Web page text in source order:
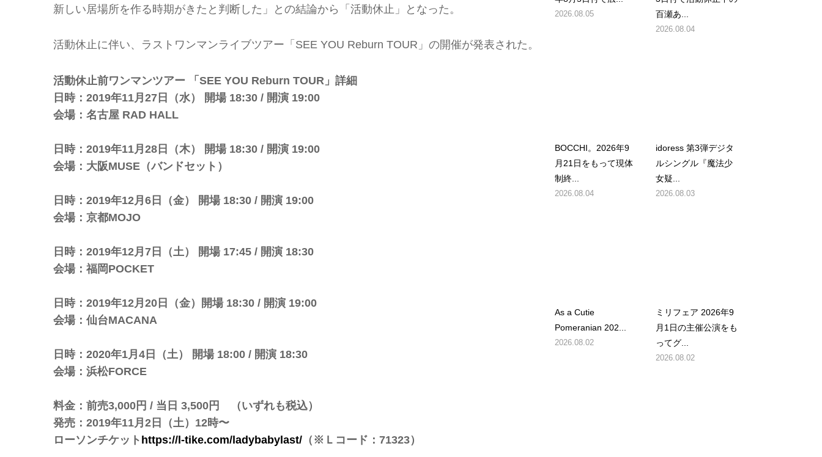
新しい居場所を作る時期がきたと判断した」との結論から「活動休止」となった。
活動休止に伴い、ラストワンマンライブツアー「SEE YOU Reburn TOUR」の開催が発表された。
活動休止前ワンマンツアー 「SEE YOU Reburn TOUR」詳細
日時：2019年11月27日（水） 開場 18:30 / 開演 19:00
会場：名古屋 RAD HALL
日時：2019年11月28日（木） 開場 18:30 / 開演 19:00
会場：大阪MUSE（バンドセット）
日時：2019年12月6日（金） 開場 18:30 / 開演 19:00
会場：京都MOJO
日時：2019年12月7日（土） 開場 17:45 / 開演 18:30
会場：福岡POCKET
日時：2019年12月20日（金）開場 18:30 / 開演 19:00
会場：仙台MACANA
日時：2020年1月4日（土） 開場 18:00 / 開演 18:30
会場：浜松FORCE
料金：前売3,000円 / 当日 3,500円 （いずれも税込）
発売：2019年11月2日（土）12時〜
ローソンチケット https://l-tike.com/ladybabylast/ （※Ｌコード：71323）
2026.08.05
百瀬あ...
2026.08.04
BOCCHI。2026年9
月21日をもって現体
制終...
2026.08.04
idoress 第3弾デジタ
ルシングル『魔法少
女疑...
2026.08.03
As a Cutie
Pomeranian 202...
2026.08.02
ミリフェア 2026年9
月1日の主催公演をも
ってグ...
2026.08.02